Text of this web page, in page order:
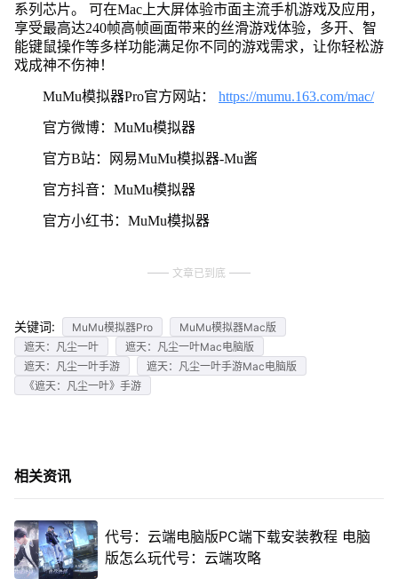
系列芯片。 可在Mac上大屏体验市面主流手机游戏及应用，
享受最高达240帧高帧画面带来的丝滑游戏体验，多开、智
能键鼠操作等多样功能满足你不同的游戏需求，让你轻松游
戏成神不伤神！
MuMu模拟器Pro官方网站： https://mumu.163.com/mac/
官方微博：MuMu模拟器
官方B站：网易MuMu模拟器-Mu酱
官方抖音：MuMu模拟器
官方小红书：MuMu模拟器
文章已到底
关键词: MuMu模拟器Pro
MuMu模拟器Mac版
遮天：凡尘一叶
遮天：凡尘一叶Mac电脑版
遮天：凡尘一叶手游
遮天：凡尘一叶手游Mac电脑版
《遮天：凡尘一叶》手游
相关资讯
代号：云端电脑版PC端下载安装教程 电脑
版怎么玩代号：云端攻略